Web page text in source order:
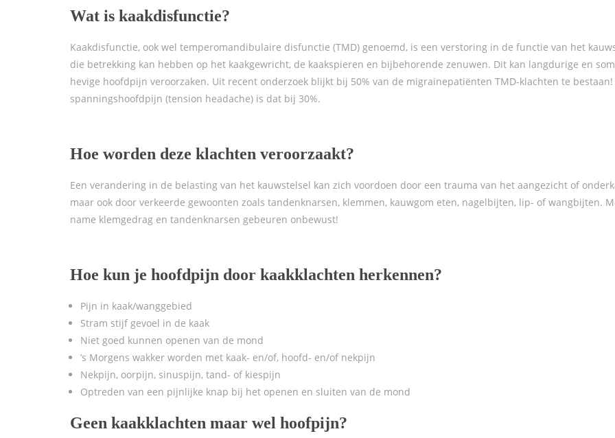
Wat is kaakdisfunctie?
Kaakdisfunctie, ook wel temperomandibulaire disfunctie (TMD) genoemd, is een verstoring in de functie van het
die betrekking kan hebben op het kaakgewricht, de kaakspieren en bijbehorende zenuwen. Dit kan langdurige en
hevige hoofdpijn veroorzaken. Uit recent onderzoek blijkt bij 50% van de migrainepatiënten TMD-klachten te bestaan!
spanningshoofdpijn (tension headache) is dat bij 30%.
Hoe worden deze klachten veroorzaakt?
Een verandering in de belasting van het kauwstelsel kan zich voordoen door een trauma van het aangezicht of
maar ook door verkeerde gewoonten zoals tandenknarsen, klemmen, kauwgom eten, nagelbijten, lip- of wangbijten.
name klemgedrag en tandenknarsen gebeuren onbewust!
Hoe kun je hoofdpijn door kaakklachten herkennen?
Pijn in kaak/wanggebied
Stram stijf gevoel in de kaak
Niet goed kunnen openen van de mond
’s Morgens wakker worden met kaak- en/of, hoofd- en/of nekpijn
Nekpijn, oorpijn, sinuspijn, tand- of kiespijn
Optreden van een pijnlijke knap bij het openen en sluiten van de mond
Geen kaakklachten maar wel hoofpijn?